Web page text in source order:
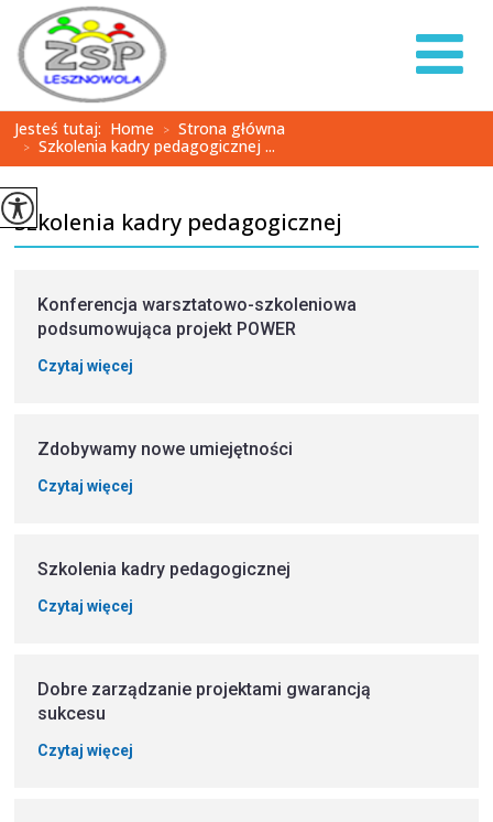
Jesteś tutaj: Home > Strona główna
> Szkolenia kadry pedagogicznej ...
Szkolenia kadry pedagogicznej
Konferencja warsztatowo-szkoleniowa
podsumowująca projekt POWER
Czytaj więcej
Zdobywamy nowe umiejętności
Czytaj więcej
Szkolenia kadry pedagogicznej
Czytaj więcej
Dobre zarządzanie projektami gwarancją
sukcesu
Czytaj więcej